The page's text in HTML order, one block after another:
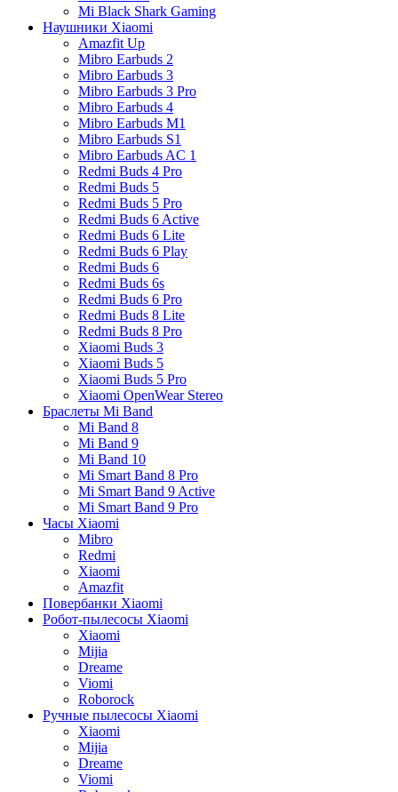
Mi Black Shark Gaming
Наушники Xiaomi
Amazfit Up
Mibro Earbuds 2
Mibro Earbuds 3
Mibro Earbuds 3 Pro
Mibro Earbuds 4
Mibro Earbuds M1
Mibro Earbuds S1
Mibro Earbuds AC 1
Redmi Buds 4 Pro
Redmi Buds 5
Redmi Buds 5 Pro
Redmi Buds 6 Active
Redmi Buds 6 Lite
Redmi Buds 6 Play
Redmi Buds 6
Redmi Buds 6s
Redmi Buds 6 Pro
Redmi Buds 8 Lite
Redmi Buds 8 Pro
Xiaomi Buds 3
Xiaomi Buds 5
Xiaomi Buds 5 Pro
Xiaomi OpenWear Stereo
Браслеты Mi Band
Mi Band 8
Mi Band 9
Mi Band 10
Mi Smart Band 8 Pro
Mi Smart Band 9 Active
Mi Smart Band 9 Pro
Часы Xiaomi
Mibro
Redmi
Xiaomi
Amazfit
Повербанки Xiaomi
Робот-пылесосы Xiaomi
Xiaomi
Mijia
Dreame
Viomi
Roborock
Ручные пылесосы Xiaomi
Xiaomi
Mijia
Dreame
Viomi